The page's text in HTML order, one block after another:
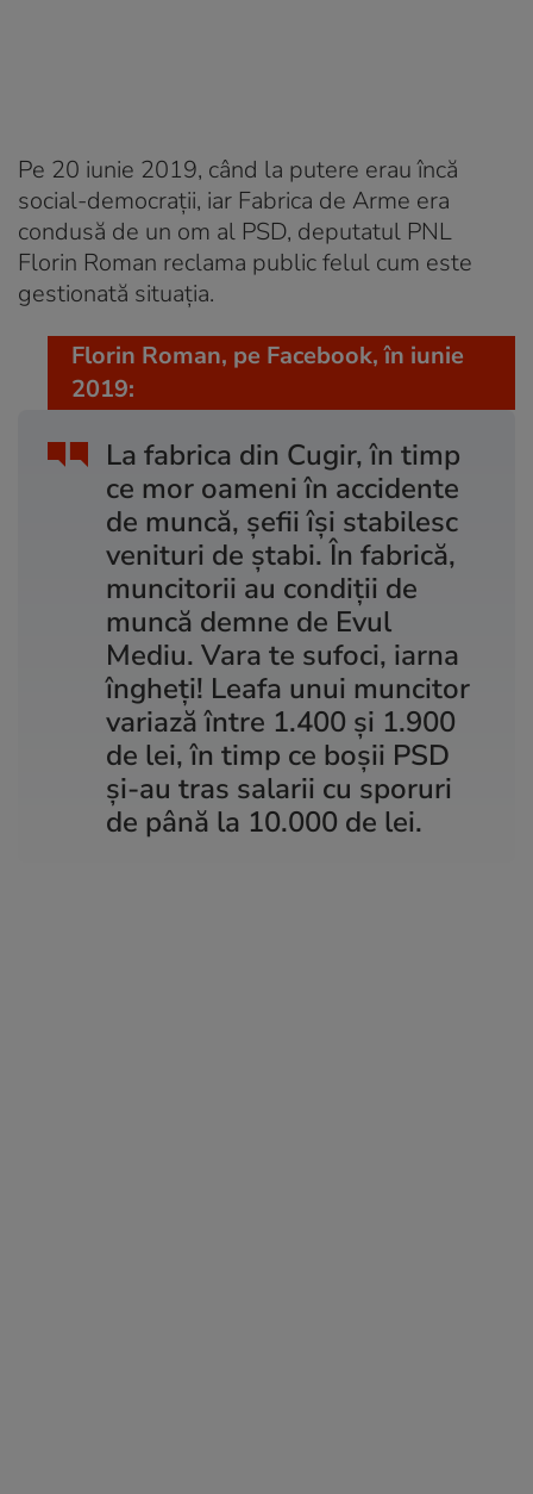
Pe 20 iunie 2019, când la putere erau încă
social-democrații, iar Fabrica de Arme era
condusă de un om al PSD, deputatul PNL
Florin Roman reclama public felul cum este
gestionată situația.
La fabrica din Cugir, în timp
ce mor oameni în accidente
de muncă, șefii își stabilesc
venituri de ștabi. În fabrică,
muncitorii au condiții de
muncă demne de Evul
Mediu. Vara te sufoci, iarna
îngheți! Leafa unui muncitor
variază între 1.400 și 1.900
de lei, în timp ce boșii PSD
și-au tras salarii cu sporuri
de până la 10.000 de lei.
Florin Roman, pe Facebook, în iunie
2019: